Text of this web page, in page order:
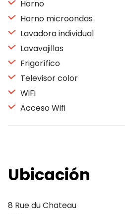
Horno
Horno microondas
Lavadora individual
Lavavajillas
Frigorífico
Televisor color
WiFi
Acceso Wifi
Ubicación
8 Rue du Chateau